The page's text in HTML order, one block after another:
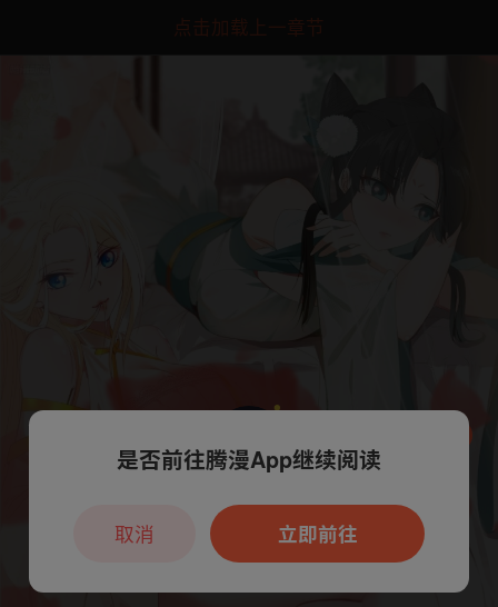
点击加载上一章节
本章节仅支持App阅读，可打开App新用
户7天免费看
是否前往腾漫App继续阅读
立即前往
取消